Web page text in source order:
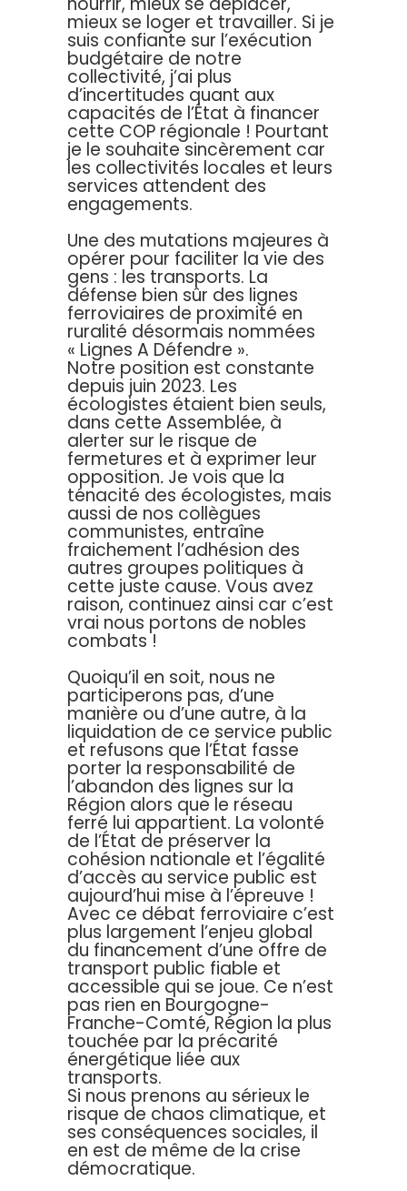
mieux se loger et travailler. Si je
suis confiante sur l’exécution
budgétaire de notre
collectivité, j’ai plus
d’incertitudes quant aux
capacités de l’État à financer
cette COP régionale ! Pourtant
je le souhaite sincèrement car
les collectivités locales et leurs
services attendent des
engagements.
Une des mutations majeures à
opérer pour faciliter la vie des
gens : les transports. La
défense bien sûr des lignes
ferroviaires de proximité en
ruralité désormais nommées
« Lignes A Défendre ».
Notre position est constante
depuis juin 2023. Les
écologistes étaient bien seuls,
dans cette Assemblée, à
alerter sur le risque de
fermetures et à exprimer leur
opposition. Je vois que la
ténacité des écologistes, mais
aussi de nos collègues
communistes, entraîne
fraichement l’adhésion des
autres groupes politiques à
cette juste cause. Vous avez
raison, continuez ainsi car c’est
vrai nous portons de nobles
combats !
Quoiqu’il en soit, nous ne
participerons pas, d’une
manière ou d’une autre, à la
liquidation de ce service public
et refusons que l’État fasse
porter la responsabilité de
l’abandon des lignes sur la
Région alors que le réseau
ferré lui appartient. La volonté
de l’État de préserver la
cohésion nationale et l’égalité
d’accès au service public est
aujourd’hui mise à l’épreuve !
Avec ce débat ferroviaire c’est
plus largement l’enjeu global
du financement d’une offre de
transport public fiable et
accessible qui se joue. Ce n’est
pas rien en Bourgogne-
Franche-Comté, Région la plus
touchée par la précarité
énergétique liée aux
transports.
Si nous prenons au sérieux le
risque de chaos climatique, et
ses conséquences sociales, il
en est de même de la crise
démocratique.